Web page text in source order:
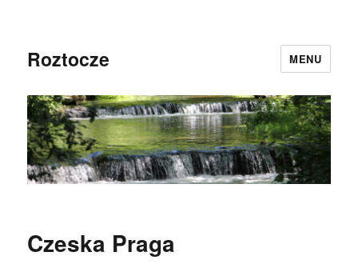
Roztocze MENU
Czeska Praga